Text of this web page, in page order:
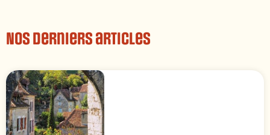
Nos derniers articles